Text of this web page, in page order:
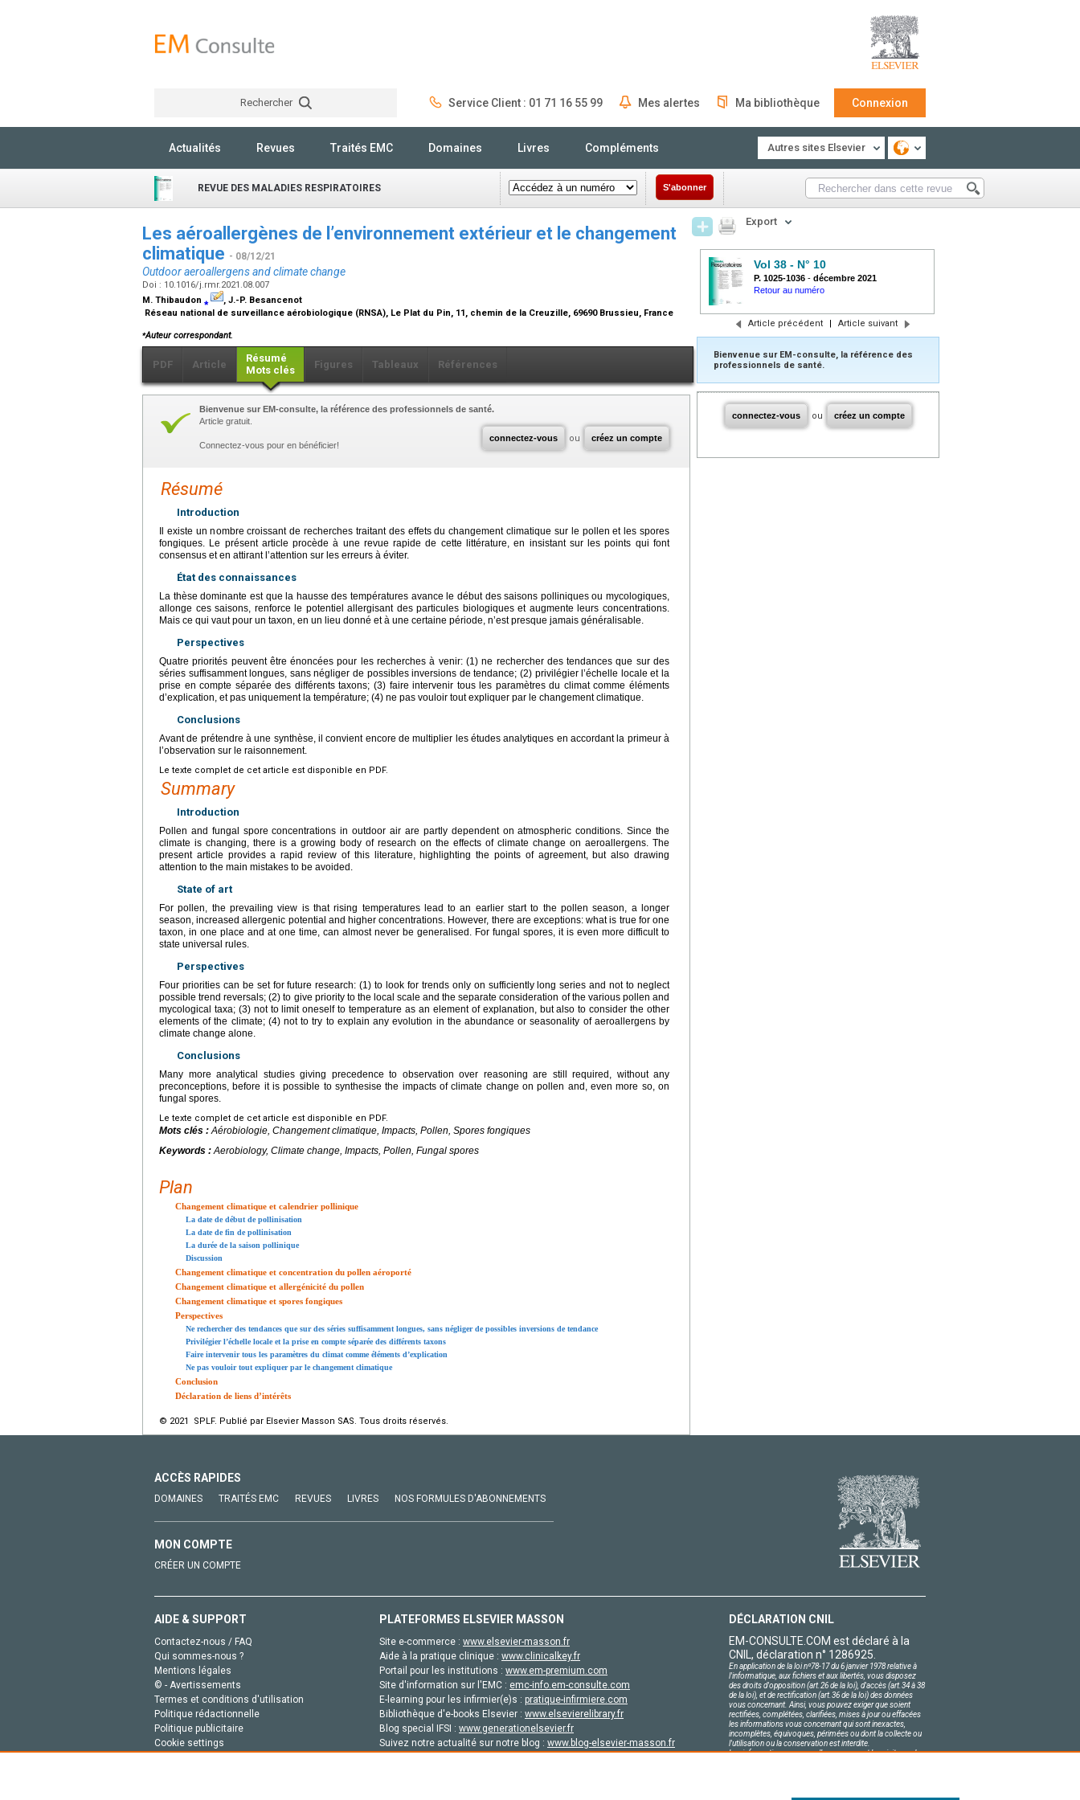
Rechercher Service Client : 01 71 16 55 99 Mes alertes Ma bibliothèque Connexion
Actualités Revues Traités EMC Domaines Livres Compléments Autres sites Elsevier
REVUE DES MALADIES RESPIRATOIRES S'abonner
Les aéroallergènes de l’environnement extérieur et le changement
climatique - 08/12/21
Outdoor aeroallergens and climate change
Doi : 10.1016/j.rmr.2021.08.007
M. Thibaudon ⁎
, J.-P. Besancenot
Réseau national de surveillance aérobiologique (RNSA), Le Plat du Pin, 11, chemin de la Creuzille, 69690 Brussieu, France
⁎Auteur correspondant.
PDF Article
Résumé
Mots clés
Figures Tableaux Références
connectez-vous ou créez un compte
Bienvenue sur EM-consulte, la référence des professionnels de santé.
Article gratuit.
Connectez-vous pour en bénéficier!
Résumé
Introduction
Il existe un nombre croissant de recherches traitant des effets du changement climatique sur le pollen et les spores
fongiques. Le présent article procède à une revue rapide de cette littérature, en insistant sur les points qui font
consensus et en attirant l’attention sur les erreurs à éviter.
État des connaissances
La thèse dominante est que la hausse des températures avance le début des saisons polliniques ou mycologiques,
allonge ces saisons, renforce le potentiel allergisant des particules biologiques et augmente leurs concentrations.
Mais ce qui vaut pour un taxon, en un lieu donné et à une certaine période, n’est presque jamais généralisable.
Perspectives
Quatre priorités peuvent être énoncées pour les recherches à venir: (1) ne rechercher des tendances que sur des
séries suffisamment longues, sans négliger de possibles inversions de tendance; (2) privilégier l’échelle locale et la
prise en compte séparée des différents taxons; (3) faire intervenir tous les paramètres du climat comme éléments
d’explication, et pas uniquement la température; (4) ne pas vouloir tout expliquer par le changement climatique.
Conclusions
Avant de prétendre à une synthèse, il convient encore de multiplier les études analytiques en accordant la primeur à
l’observation sur le raisonnement.
Le texte complet de cet article est disponible en PDF.
Summary
Introduction
Pollen and fungal spore concentrations in outdoor air are partly dependent on atmospheric conditions. Since the
climate is changing, there is a growing body of research on the effects of climate change on aeroallergens. The
present article provides a rapid review of this literature, highlighting the points of agreement, but also drawing
attention to the main mistakes to be avoided.
State of art
For pollen, the prevailing view is that rising temperatures lead to an earlier start to the pollen season, a longer
season, increased allergenic potential and higher concentrations. However, there are exceptions: what is true for one
taxon, in one place and at one time, can almost never be generalised. For fungal spores, it is even more difficult to
state universal rules.
Perspectives
Four priorities can be set for future research: (1) to look for trends only on sufficiently long series and not to neglect
possible trend reversals; (2) to give priority to the local scale and the separate consideration of the various pollen and
mycological taxa; (3) not to limit oneself to temperature as an element of explanation, but also to consider the other
elements of the climate; (4) not to try to explain any evolution in the abundance or seasonality of aeroallergens by
climate change alone.
Conclusions
Many more analytical studies giving precedence to observation over reasoning are still required, without any
preconceptions, before it is possible to synthesise the impacts of climate change on pollen and, even more so, on
fungal spores.
Le texte complet de cet article est disponible en PDF.
Mots clés :Aérobiologie, Changement climatique, Impacts, Pollen, Spores fongiques
Keywords :Aerobiology, Climate change, Impacts, Pollen, Fungal spores
Plan
Changement climatique et calendrier pollinique
La date de début de pollinisation
La date de fin de pollinisation
La durée de la saison pollinique
Discussion
Changement climatique et concentration du pollen aéroporté
Changement climatique et allergénicité du pollen
Changement climatique et spores fongiques
Perspectives
Ne rechercher des tendances que sur des séries suffisamment longues, sans négliger de possibles inversions de tendance
Privilégier l’échelle locale et la prise en compte séparée des différents taxons
Faire intervenir tous les paramètres du climat comme éléments d’explication
Ne pas vouloir tout expliquer par le changement climatique
Conclusion
Déclaration de liens d’intérêts
© 2021 SPLF. Publié par Elsevier Masson SAS. Tous droits réservés.
Export
Vol 38 - N° 10
P. 1025-1036 - décembre 2021
Retour au numéro
Article précédent | Article suivant
Bienvenue sur EM-consulte, la référence des
professionnels de santé.
connectez-vous ou créez un compte
ACCÈS RAPIDES
DOMAINES TRAITÉS EMC REVUES LIVRES NOS FORMULES D'ABONNEMENTS
MON COMPTE
CRÉER UN COMPTE
AIDE & SUPPORT
Contactez-nous / FAQ
Qui sommes-nous ?
Mentions légales
© - Avertissements
Termes et conditions d'utilisation
Politique rédactionnelle
Politique publicitaire
Cookie settings
PLATEFORMES ELSEVIER MASSON
Site e-commerce : www.elsevier-masson.fr
Aide à la pratique clinique : www.clinicalkey.fr
Portail pour les institutions : www.em-premium.com
Site d'information sur l'EMC : emc-info.em-consulte.com
E-learning pour les infirmier(e)s : pratique-infirmiere.com
Bibliothèque d'e-books Elsevier : www.elsevierelibrary.fr
Blog special IFSI : www.generationelsevier.fr
Suivez notre actualité sur notre blog : www.blog-elsevier-masson.fr
DÉCLARATION CNIL
EM-CONSULTE.COM est déclaré à la
CNIL, déclaration n° 1286925.
En application de la loi nº78-17 du 6 janvier 1978 relative à
l'informatique, aux fichiers et aux libertés, vous disposez
des droits d'opposition (art.26 de la loi), d'accès (art.34 à 38
de la loi), et de rectification (art.36 de la loi) des données
vous concernant. Ainsi, vous pouvez exiger que soient
rectifiées, complétées, clarifiées, mises à jour ou effacées
les informations vous concernant qui sont inexactes,
incomplètes, équivoques, périmées ou dont la collecte ou
l'utilisation ou la conservation est interdite.
Les informations personnelles concernant les visiteurs de